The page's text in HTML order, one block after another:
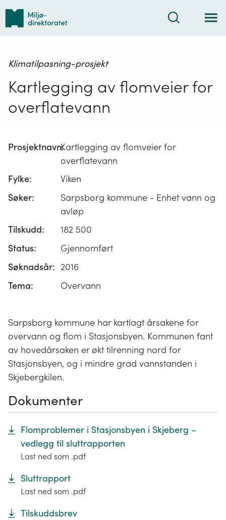
Tilbake
forsiden
Søk
Klimatilpasning-prosjekt
Kartlegging av flomveier for
overflatevann
Prosjektnavn:Kartlegging av flomveier for
overflatevann
Fylke:
Viken
Søker:
Sarpsborg kommune - Enhet vann og
avløp
Tilskudd:
182 500
Status:
Gjennomført
Søknadsår: 2016
Tema:
Overvann
Sarpsborg kommune har kartlagt årsakene for
overvann og flom i Stasjonsbyen. Kommunen fant
av hovedårsaken er økt tilrenning nord for
Stasjonsbyen, og i mindre grad vannstanden i
Skjebergkilen.
Dokumenter
Flomproblemer i Stasjonsbyen i Skjeberg –
vedlegg til sluttrapporten
Last ned som .pdf
Sluttrapport
Last ned som .pdf
Tilskuddsbrev